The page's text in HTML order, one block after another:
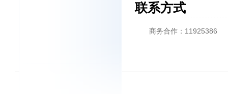
联系方式
商务合作：11925386